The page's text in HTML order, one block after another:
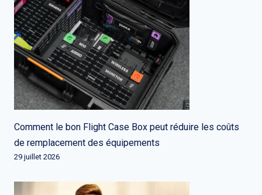
Comment le bon Flight Case Box peut réduire les coûts
de remplacement des équipements
29 juillet 2026